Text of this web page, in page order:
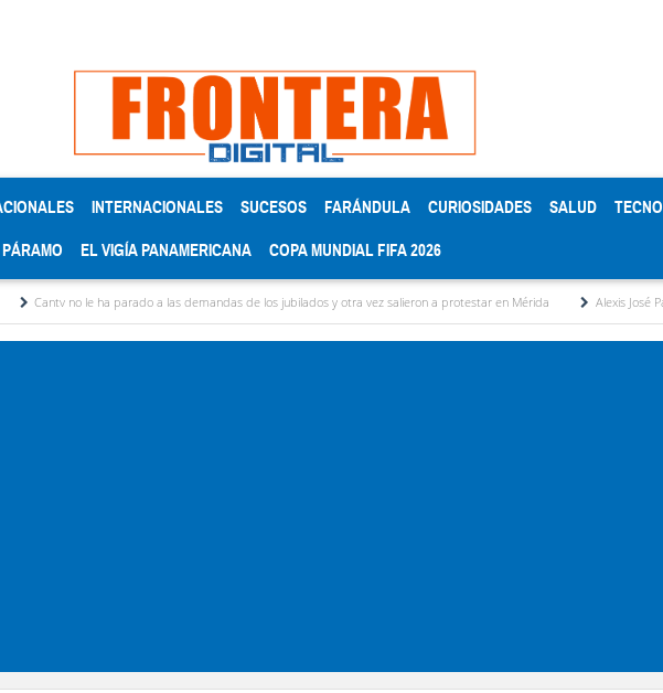
INTERNACIONALES SUCESOS FARÁNDULA CURIOSIDADES SALUD
PÁRAMO EL VIGÍA PANAMERICANA COPA MUNDIAL FIFA 2026
no le ha parado a las demandas de los jubilados y otra vez salieron a protestar en Mérida Alexis José Paparoni: